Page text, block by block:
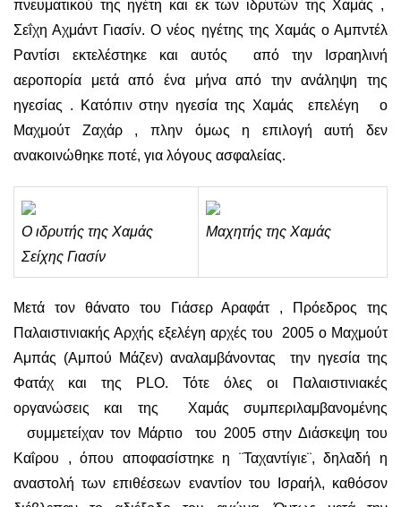
πνευματικού της ηγέτη και εκ των ιδρυτών της Χαμάς ,
Σεΐχη Αχμάντ Γιασίν. Ο νέος ηγέτης της Χαμάς ο Αμπντέλ
Ραντίσι εκτελέστηκε και αυτός από την Ισραηλινή
αεροπορία μετά από ένα μήνα από την ανάληψη της
ηγεσίας . Κατόπιν στην ηγεσία της Χαμάς επελέγη ο
Μαχμούτ Ζαχάρ , πλην όμως η επιλογή αυτή δεν
ανακοινώθηκε ποτέ, για λόγους ασφαλείας.
Ο ιδρυτής της Χαμάς
Σείχης Γιασίν
Μαχητής της Χαμάς
Μετά τον θάνατο του Γιάσερ Αραφάτ , Πρόεδρος της
Παλαιστινιακής Αρχής εξελέγη αρχές του 2005 ο Μαχμούτ
Αμπάς (Αμπού Μάζεν) αναλαμβάνοντας την ηγεσία της
Φατάχ και της PLO. Τότε όλες οι Παλαιστινιακές
οργανώσεις και της Χαμάς συμπεριλαμβανομένης
συμμετείχαν τον Μάρτιο του 2005 στην Διάσκεψη του
Καΐρου , όπου αποφασίστηκε η ¨Ταχαντίγιε¨, δηλαδή η
αναστολή των επιθέσεων εναντίον του Ισραήλ, καθόσον